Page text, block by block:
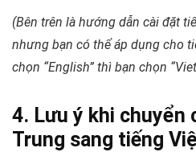
(Bên trên là hướng dẫn cài đặt
nhưng bạn có thể áp dụng cho
chọn “English” thì bạn chọn
4. Lưu ý khi
Trung sang tiếng